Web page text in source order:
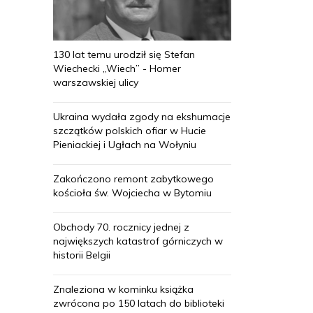
130 lat temu urodził się Stefan
Wiechecki „Wiech” - Homer
warszawskiej ulicy
Ukraina wydała zgody na ekshumacje
szczątków polskich ofiar w Hucie
Pieniackiej i Ugłach na Wołyniu
Zakończono remont zabytkowego
kościoła św. Wojciecha w Bytomiu
Obchody 70. rocznicy jednej z
największych katastrof górniczych w
historii Belgii
Znaleziona w kominku książka
zwrócona po 150 latach do biblioteki